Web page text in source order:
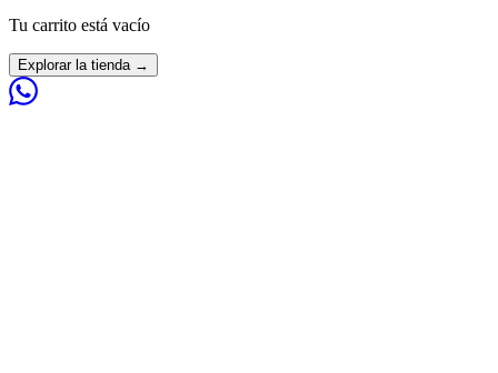
Tu carrito está vacío
Explorar la tienda →